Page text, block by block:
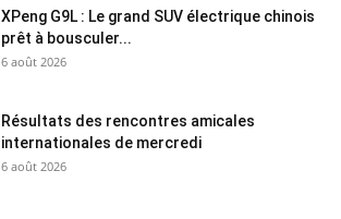
XPeng G9L : Le grand SUV électrique chinois
prêt à bousculer...
6 août 2026
Résultats des rencontres amicales
internationales de mercredi
6 août 2026